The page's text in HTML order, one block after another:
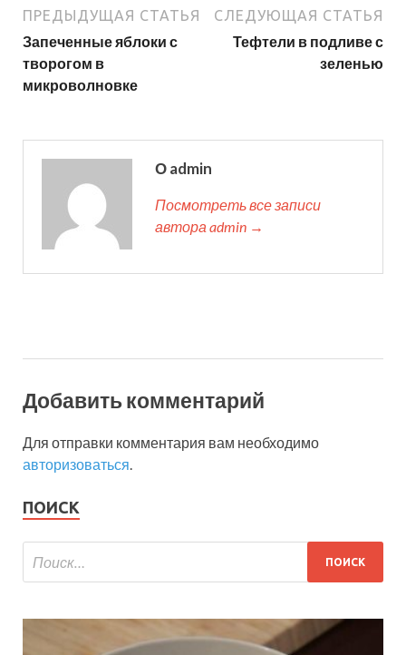
ПРЕДЫДУЩАЯ СТАТЬЯ
Запеченные яблоки с
творогом в
микроволновке
СЛЕДУЮЩАЯ СТАТЬЯ
Тефтели в подливе с
зеленью
О admin
Посмотреть все записи
автора admin →
Добавить комментарий
Для отправки комментария вам необходимо
авторизоваться.
ПОИСК